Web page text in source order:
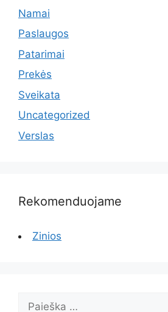
Namai
Paslaugos
Patarimai
Prekės
Sveikata
Uncategorized
Verslas
Rekomenduojame
Zinios